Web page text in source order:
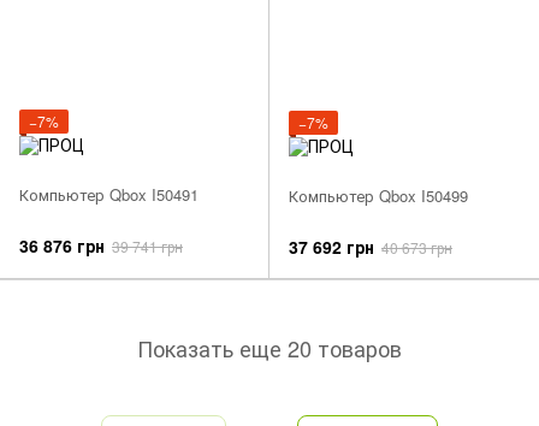
−7%
Компьютер Qbox I50491
36 876 грн 39 741 грн
−7%
Компьютер Qbox I50499
37 692 грн 40 673 грн
Показать еще 20 товаров